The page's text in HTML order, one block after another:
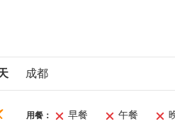
成都
用餐： 早餐 午餐